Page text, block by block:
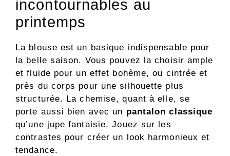
incontournables au
printemps
La blouse est un basique indispensable pour
la belle saison. Vous pouvez la choisir ample
et fluide pour un effet bohème, ou cintrée et
près du corps pour une silhouette plus
structurée. La chemise, quant à elle, se
porte aussi bien avec un pantalon classique
qu’une jupe fantaisie. Jouez sur les
contrastes pour créer un look harmonieux et
tendance.